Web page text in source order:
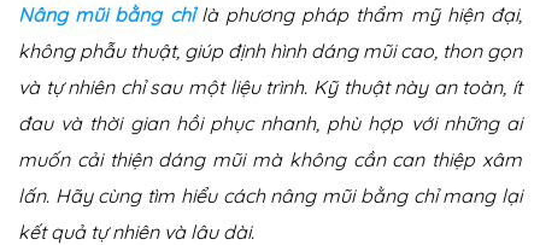
Nâng mũi bằng chỉlà phương pháp thẩm mỹ hiện đại,
không phẫu thuật, giúp định hình dáng mũi cao, thon gọn
và tự nhiên chỉ sau một liệu trình. Kỹ thuật này an toàn, ít
đau và thời gian hồi phục nhanh, phù hợp với những ai
muốn cải thiện dáng mũi mà không cần can thiệp xâm
lấn. Hãy cùng tìm hiểu cách nâng mũi bằng chỉ mang lại
kết quả tự nhiên và lâu dài.